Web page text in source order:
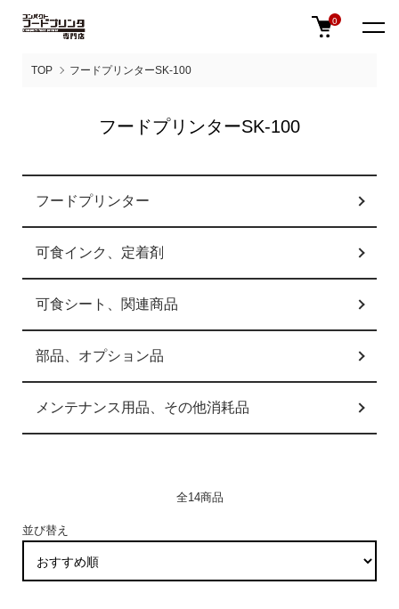
0
TOP フードプリンターSK-100
フードプリンターSK-100
グループ一覧
フードプリンター
可食インク、定着剤
可食シート、関連商品
部品、オプション品
メンテナンス用品、その他消耗品
全14商品
並び替え